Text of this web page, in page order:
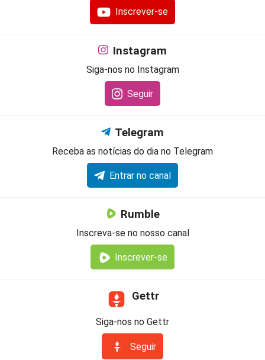
Inscrever-se
Instagram
Siga-nos no Instagram
Seguir
Telegram
Receba as notícias do dia no Telegram
Entrar no canal
Rumble
Inscreva-se no nosso canal
Inscrever-se
Gettr
Siga-nos no Gettr
Seguir